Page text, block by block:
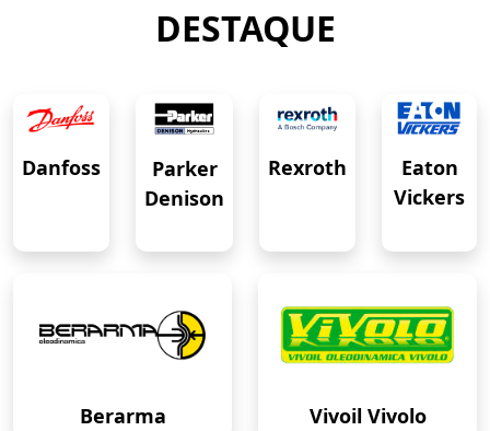
DESTAQUE
Danfoss
Parker
Denison
Rexroth
Eaton
Vickers
Berarma Vivoil Vivolo